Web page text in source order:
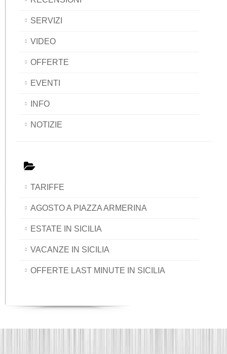
SERVIZI
VIDEO
OFFERTE
EVENTI
INFO
NOTIZIE
TARIFFE
AGOSTO A PIAZZA ARMERINA
ESTATE IN SICILIA
VACANZE IN SICILIA
OFFERTE LAST MINUTE IN SICILIA